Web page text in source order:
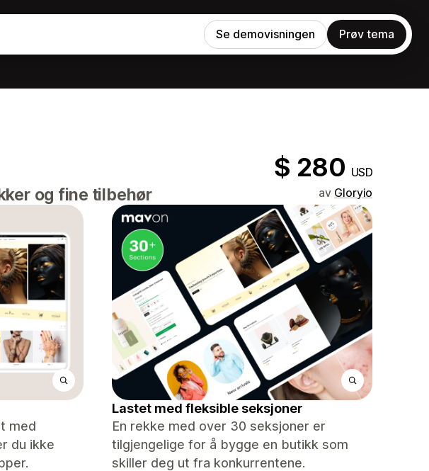
Se demovisningen Prøv tema
$ 280 USD
og fine tilbehør av Gloryio
med
du ikke
Lastet med fleksible seksjoner
En rekke med over 30 seksjoner er
tilgjengelige for å bygge en butikk som
skiller deg ut fra konkurrentene.